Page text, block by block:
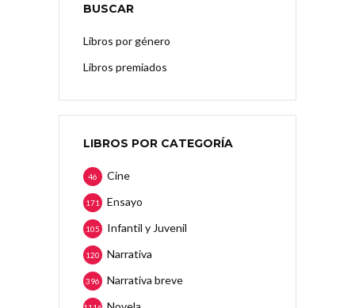
BUSCAR
Libros por género
Libros premiados
LIBROS POR CATEGORÍA
Cine
46
Ensayo
171
Infantil y Juvenil
105
Narrativa
120
Narrativa breve
396